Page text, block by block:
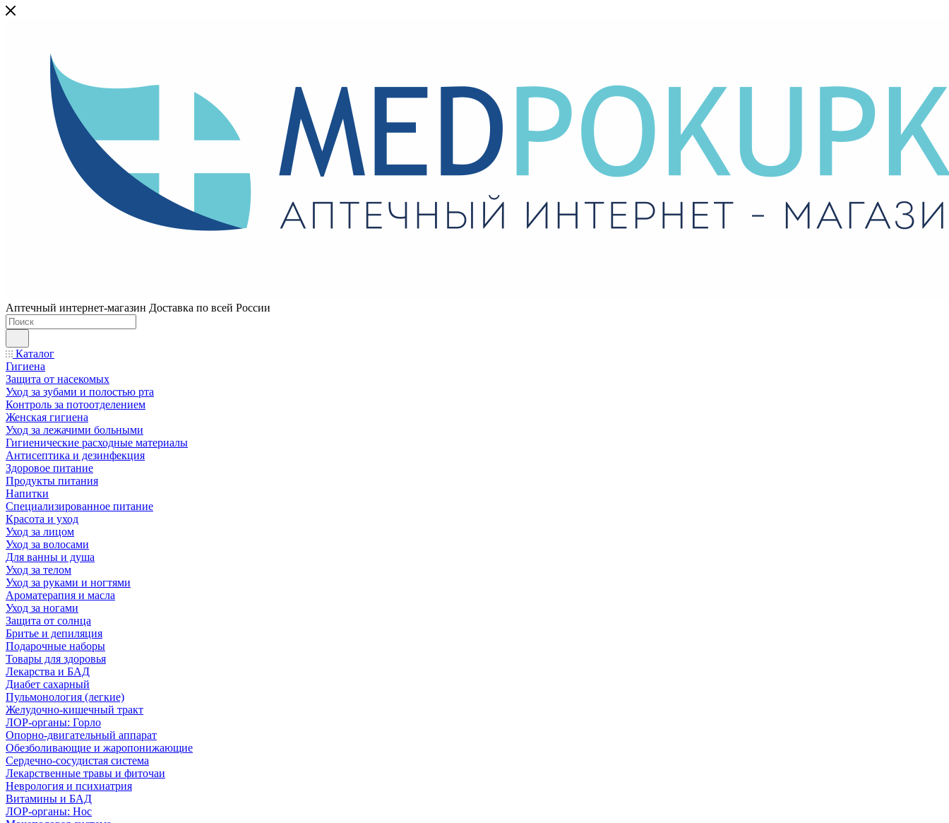
Аптечный интернет-магазин Доставка по всей России
Каталог
Гигиена
Защита от насекомых
Уход за зубами и полостью рта
Контроль за потоотделением
Женская гигиена
Уход за лежачими больными
Гигиенические расходные материалы
Антисептика и дезинфекция
Здоровое питание
Продукты питания
Напитки
Специализированное питание
Красота и уход
Уход за лицом
Уход за волосами
Для ванны и душа
Уход за телом
Уход за руками и ногтями
Ароматерапия и масла
Уход за ногами
Защита от солнца
Бритье и депиляция
Подарочные наборы
Товары для здоровья
Лекарства и БАД
Диабет сахарный
Пульмонология (легкие)
Желудочно-кишечный тракт
ЛОР-органы: Горло
Опорно-двигательный аппарат
Обезболивающие и жаропонижающие
Сердечно-сосудистая система
Лекарственные травы и фиточаи
Неврология и психиатрия
Витамины и БАД
ЛОР-органы: Нос